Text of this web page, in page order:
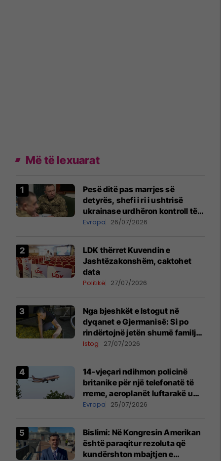
Më të lexuarat
Pesë ditë pas marrjes së
detyrës, shefi i ri i ushtrisë
ukrainase urdhëron kontroll të
madh
Evropa 26/07/2026
LDK thërret Kuvendin e
Jashtëzakonshëm, caktohet
data
Politikë 27/07/2026
Nga bjeshkët e Istogut në
dyqanet e Gjermanisë: Si po
rindërtojnë jetën shumë familje
nga eksporti i bimëve mjekësore
Istog 27/07/2026
14-vjeçari ndihmon policinë
britanike për një telefonatë të
rreme, aeroplanët luftarakë u
ngritën në ajër për të
Mançesterit
Evropa 25/07/2026
Bislimi: Në Kongresin Amerikan
është paraqitur rezoluta që
kundërshton mbajtjen e